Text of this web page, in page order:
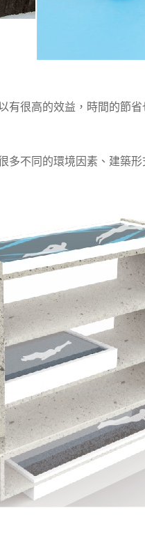
有很高的效益，時間的節
多不同的環境因素、建築